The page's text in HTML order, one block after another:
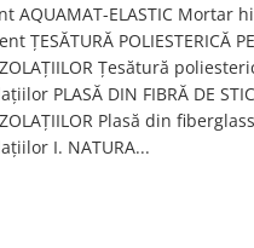
Adezivi
AQUAMAT-ELASTIC Mortar
ŢESĂTURĂ POLIESTERICĂ
Ţesătură
PLASĂ DIN FIBRĂ DE
Plasă din
I. NATURA...